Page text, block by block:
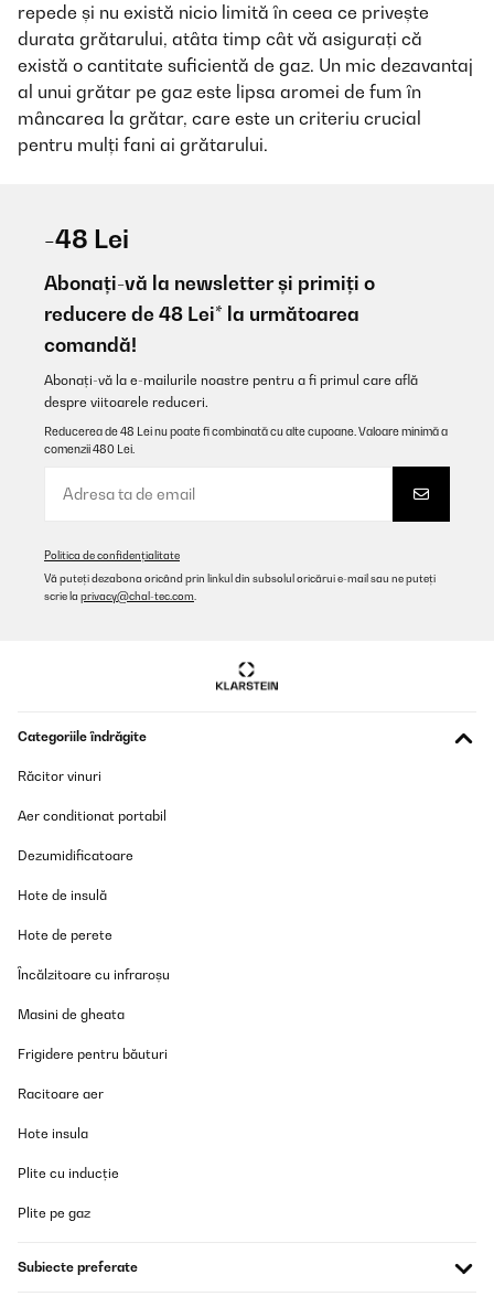
repede și nu există nicio limită în ceea ce privește
durata grătarului, atâta timp cât vă asigurați că
există o cantitate suficientă de gaz. Un mic dezavantaj
al unui grătar pe gaz este lipsa aromei de fum în
mâncarea la grătar, care este un criteriu crucial
pentru mulți fani ai grătarului.
-48 Lei
Abonați-vă la newsletter și primiți o
reducere de 48 Lei* la următoarea
comandă!
Abonați-vă la e-mailurile noastre pentru a fi primul care află
despre viitoarele reduceri.
Reducerea de 48 Lei nu poate fi combinată cu alte cupoane. Valoare minimă a
comenzii 480 Lei.
Politica de confidențialitate
Vă puteți dezabona oricând prin linkul din subsolul oricărui e-mail sau ne puteți
scrie la privacy@chal-tec.com
Categoriile îndrăgite
Răcitor vinuri
Aer conditionat portabil
Dezumidificatoare
Hote de insulă
Hote de perete
Încălzitoare cu infraroșu
Masini de gheata
Frigidere pentru băuturi
Racitoare aer
Hote insula
Plite cu inducție
Plite pe gaz
Subiecte preferate